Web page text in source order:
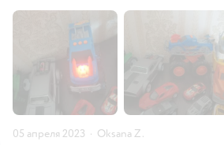
05 апреля 2023 · Oksana Z.